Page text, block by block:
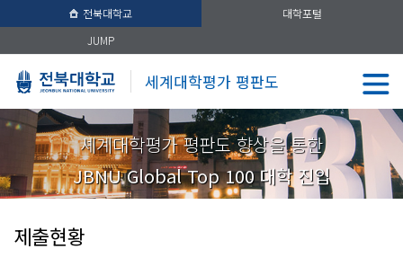
전북대학교
대학포털
JUMP
세계대학평가 평판도
셰계대학평가 평판도 향상을 통한
JBNU Global Top 100 대학 진입
제출현황